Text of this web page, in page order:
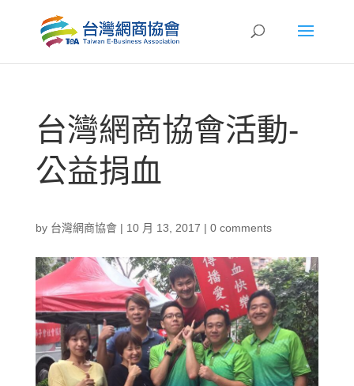
台灣網商協會活動-
公益捐血
by 台灣網商協會| 10 月 13, 2017 | 0 comments